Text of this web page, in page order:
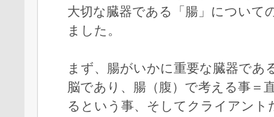
大切な臓器である「腸」について
ました。
まず、腸がいかに重要な臓器であ
脳であり、腸（腹）で考える事＝
るという事、そしてクライアント